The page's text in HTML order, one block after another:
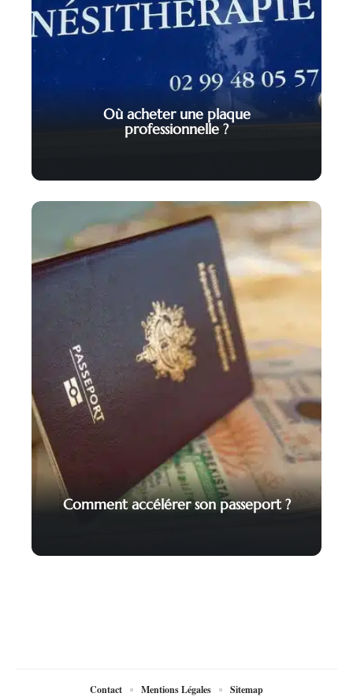
Où acheter une plaque
professionnelle ?
Comment accélérer son passeport ?
Contact Mentions Légales Sitemap